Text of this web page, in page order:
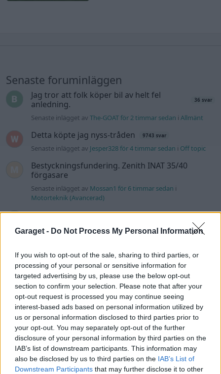
Garaget - Do Not Process My Personal Information
If you wish to opt-out of the sale, sharing to third parties, or
processing of your personal or sensitive information for
targeted advertising by us, please use the below opt-out
section to confirm your selection. Please note that after your
opt-out request is processed you may continue seeing
interest-based ads based on personal information utilized by
us or personal information disclosed to third parties prior to
your opt-out. You may separately opt-out of the further
disclosure of your personal information by third parties on the
IAB’s list of downstream participants. This information may
also be disclosed by us to third parties on the IAB’s List of
Downstream Participants that may further disclose it to other
Senaste foruminläggen
Jag tror att folk köper bil av helt fel
anledning.
36 svar
Senaste inlägget avThe-GOAT för 2 timmar sedan iAllmänt
Detta köpte jag nyss-tråden 9743 svar
Senaste inlägget av Jesper328 för 4 timmar sedan i Off topic
Bestyckningsfundering. Zenith INAT 35/40
förgasare
Senaste inlägget av Mossan1 för 6 timmar sedan i
Motorteknik (Avancerad)
Volvo 740 med lh2.2 spridare öppnar hela
Senaste inlägget av KlevaRaggarn för 16 timmar sedan
i
ID 4 vs EX 40 ? 4 svar
Senaste inlägget avMickeEng för 22 timmar sedaniEl- och
hybridbilar
Ford Mustang e Mac 2023 4 svar
Senaste inlägget avKenthIJ2 Igår 12:37iEl- och hybridbilar
Ni som kör HEV eller PHEV ? är ni nöjda?
Senaste inlägget av kaykay Igår 07:23i El- och hybridbilar
244 motorbyte till d5252t